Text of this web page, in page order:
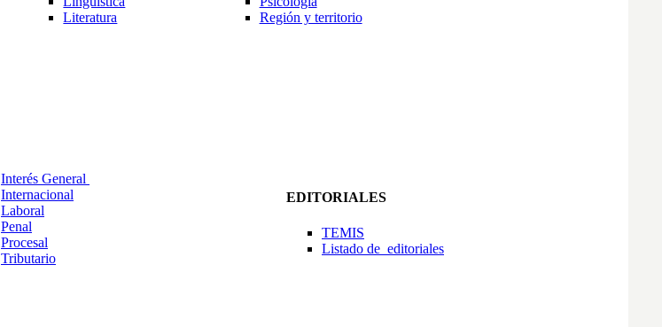
Literatura
Región y territorio
Interés General
Internacional
Laboral
Penal
Procesal
Tributario
EDITORIALES
TEMIS
Listado de  editoriales